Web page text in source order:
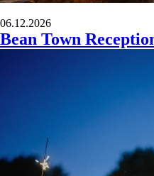
06.12.2026
Bean Town